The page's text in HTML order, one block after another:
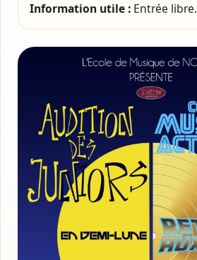
Information utile : Entrée libre.